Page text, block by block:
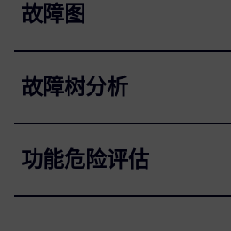
故障图
故障树分析
功能危险评估